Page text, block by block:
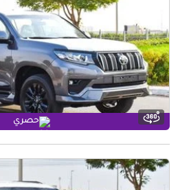
حصري